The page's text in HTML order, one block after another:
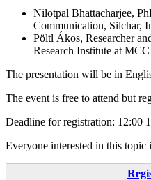
Nilotpal Bhattacharjee,
Communication, Silchar,
Pöltl Ákos, Researcher
Research Institute at MCC
The presentation will be in
The event is free to attend but
Deadline for registration: 12:00
Everyone interested in this topic